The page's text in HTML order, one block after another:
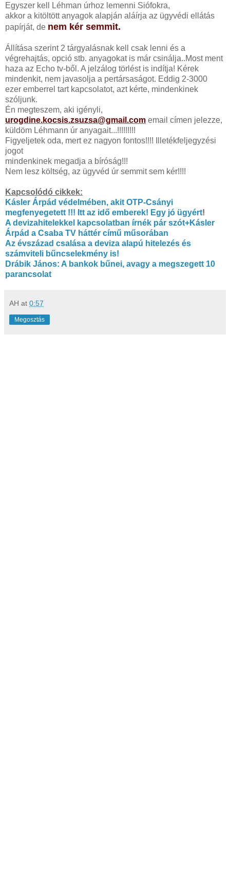
Egyszer kell Léhman úrhoz lemenni Siófokra,
akkor a kitöltött anyagok alapján aláírja az ügyvédi ellátás
papírját, de nem kér semmit.
Állítása szerint 2 tárgyalásnak kell csak lenni és a
végrehajtás, opció stb. anyagokat is már csinálja..Most ment
haza az Echo tv-ből. A jelzálog törlést is indítja! Kérek
mindenkit, nem javasolja a pertársaságot. Eddig 2-3000
ezer emberrel tart kapcsolatot, azt kérte, mindenkinek
szóljunk.
Én megteszem, aki igényli,
urogdine.kocsis.zsuzsa@gmail.com email címen jelezze,
küldöm Léhmann úr anyagait...!!!!!!!!!
Figyeljetek oda, mert ez nagyon fontos!!!! Illetékfeljegyzési
jogot
mindenkinek megadja a bíróság!!!
Nem lesz költség, az ügyvéd úr semmit sem kér!!!!
Kapcsolódó cikkek:
Kásler Árpád védelmében, akit OTP-Csányi
megfenyegetett !!! Itt az idő emberek! Egy jó ügyért!
A devizahitelekkel kapcsolatban írnék pár szót+Kásler
Árpád a Csaba TV háttér című műsorában
Az évszázad csalása a deviza alapú hitelezés és
számviteli bűncselekmény is!
Drábik János: A bankok bűnei, avagy a megszegett 10
parancsolat
AH at 0:57
Megosztás